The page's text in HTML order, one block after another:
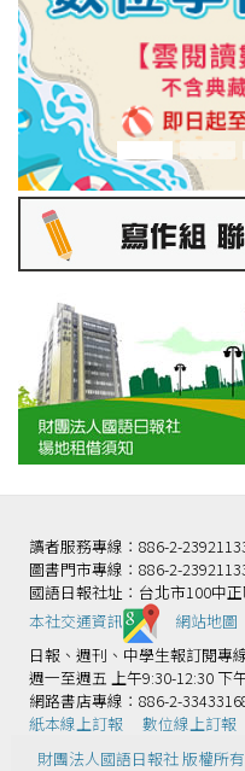
讀者服務專線：886-2-
圖書門市專線：886-2-
國語日報社址：台北市100中
本社交通資訊️
網站地圖
日報、週刊、中學生報訂閱專
週一至週五 上午9:30-12:30 下
網路書店專線：886-2-
紙本線上訂報
數位線上訂報
財團法人國語日報社 版權所